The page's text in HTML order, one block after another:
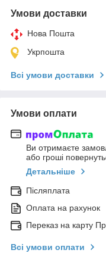
Умови доставки
Нова Пошта
Укрпошта
Всі умови доставки
Умови оплати
Ви отримаєте
або гроші
Детальніше
Післяплата
Оплата на рахунок
Переказ на карту
Всі умови оплати